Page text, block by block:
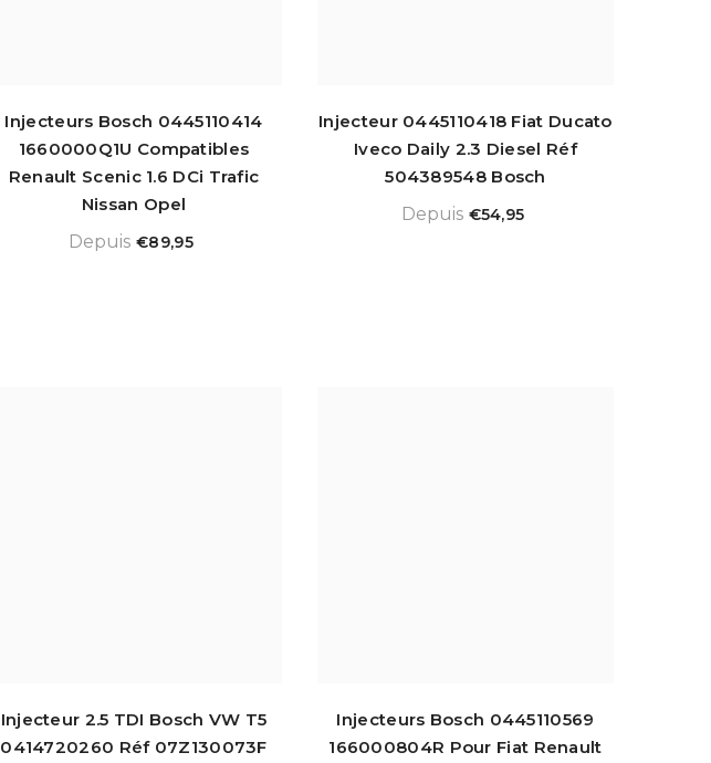
Injecteurs Bosch 0445110414
1660000Q1U Compatibles
Renault Scenic 1.6 DCi Trafic
Nissan Opel
Depuis €89,95
Injecteur 0445110418 Fiat Ducato
Iveco Daily 2.3 Diesel Réf
504389548 Bosch
Depuis €54,95
Injecteur 2.5 TDI Bosch VW T5
0414720260 Réf 07Z130073F
Injecteurs Bosch 0445110569
166000804R Pour Fiat Renault